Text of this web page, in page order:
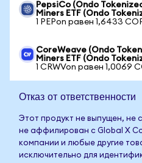
PepsiCo (Ondo
Miners ETF (Ondo
1 PEPon равен 1,6433
CoreWeave (Ondo
Miners ETF (Ondo
1 CRWVon равен 1,0069
Отказ от ответственности
Этот продукт не выпущен, не
не аффилирован с Global X
компании и любые другие
исключительно для